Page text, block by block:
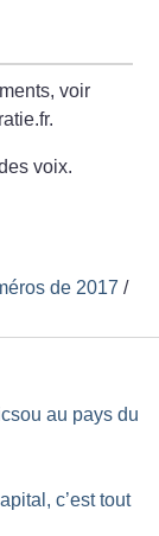
voir
voix.
de 2017 /
au pays du
c’est tout